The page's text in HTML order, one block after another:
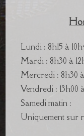
Lundi : 8h15 à
Mardi : 8h30 à
Mercredi : 8h30 à
Vendredi : 13h00
Samedi matin :
Uniquement sur